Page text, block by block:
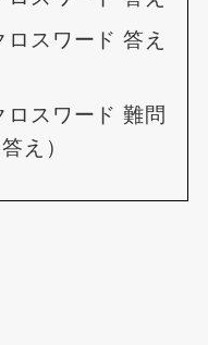
スワード 答え
ロスワード 難問
え）